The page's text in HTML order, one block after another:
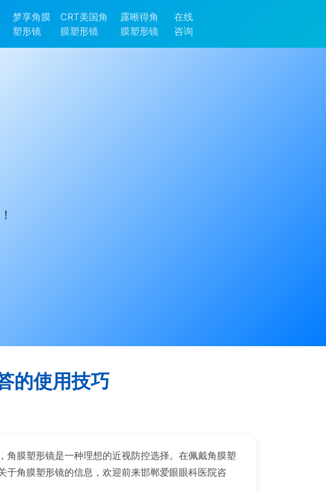
梦享角膜
塑形镜
CRT美国角
膜塑形镜
露晰得角
膜塑形镜
在线
咨询
的使用技巧
膜塑形镜是一种理想的近视防控选择。在佩戴角膜塑
角膜塑形镜的信息，欢迎前来邯郸爱眼眼科医院咨